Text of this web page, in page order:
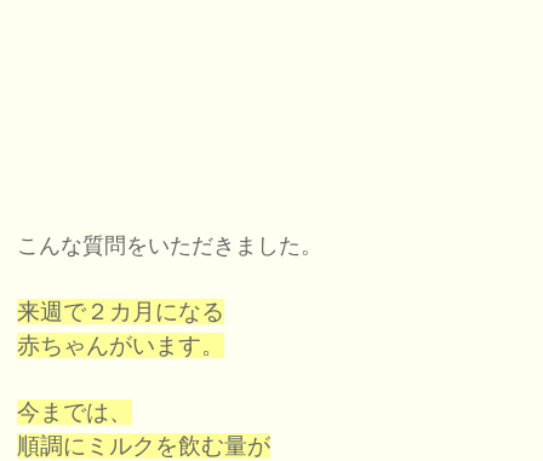
こんな質問をいただきました。
来週で２カ月になる
赤ちゃんがいます。
今までは、
順調にミルクを飲む量が